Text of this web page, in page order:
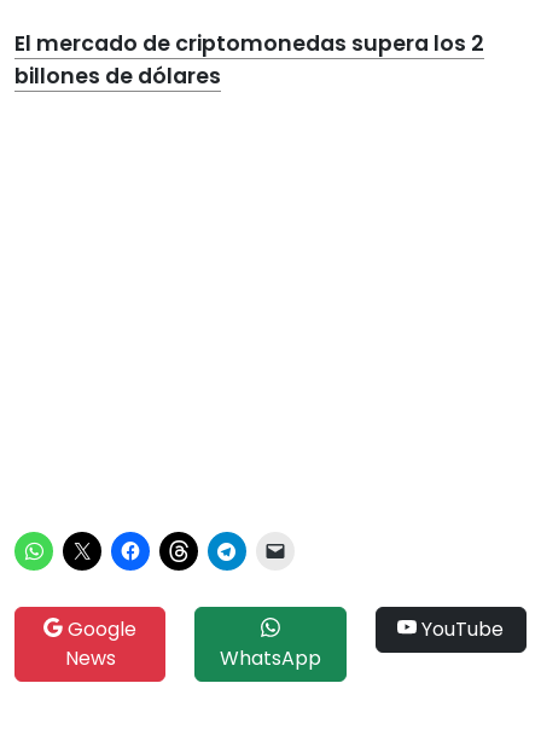
El mercado de criptomonedas supera los 2
billones de dólares
Google
News
WhatsApp
YouTube